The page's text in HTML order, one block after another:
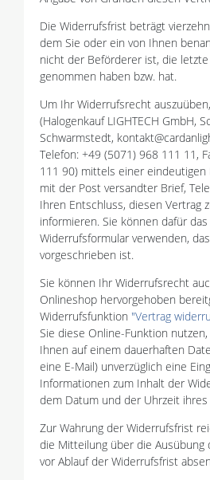
Die Widerrufsfrist beträgt
dem Sie oder ein von Ihnen
nicht der Beförderer ist, die
genommen haben bzw. hat.
Um Ihr Widerrufsrecht
(Halogenkauf LIGHTECH GmbH,
Schwarmstedt,
Telefon: +49 (5071) 968 111 11,
111 90) mittels einer eindeutigen
mit der Post versandter Brief,
Ihren Entschluss, diesen Vertrag
informieren. Sie können dafür
Widerrufsformular verwenden,
vorgeschrieben ist.
Sie können Ihr Widerrufsrecht
Onlineshop hervorgehoben
Widerrufsfunktion "Vertrag
Sie diese Online-Funktion
Ihnen auf einem dauerhaften
eine E-Mail) unverzüglich eine
Informationen zum Inhalt der
dem Datum und der Uhrzeit ihres
Zur Wahrung der Widerrufsfrist
die Mitteilung über die Ausübung
vor Ablauf der Widerrufsfrist